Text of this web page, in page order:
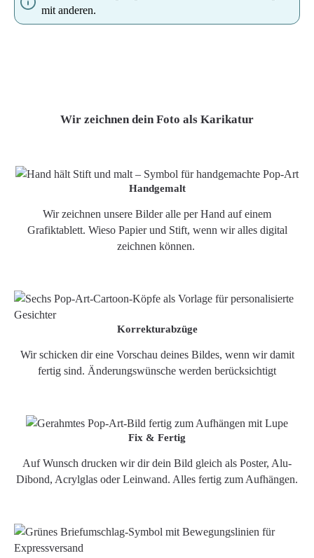
mit anderen.
Wir zeichnen dein Foto als Karikatur
Handgemalt
Wir zeichnen unsere Bilder alle per Hand auf einem
Grafiktablett. Wieso Papier und Stift, wenn wir alles digital
zeichnen können.
Korrekturabzüge
Wir schicken dir eine Vorschau deines Bildes, wenn wir damit
fertig sind. Änderungswünsche werden berücksichtigt
Fix & Fertig
Auf Wunsch drucken wir dir dein Bild gleich als Poster, Alu-
Dibond, Acrylglas oder Leinwand. Alles fertig zum Aufhängen.